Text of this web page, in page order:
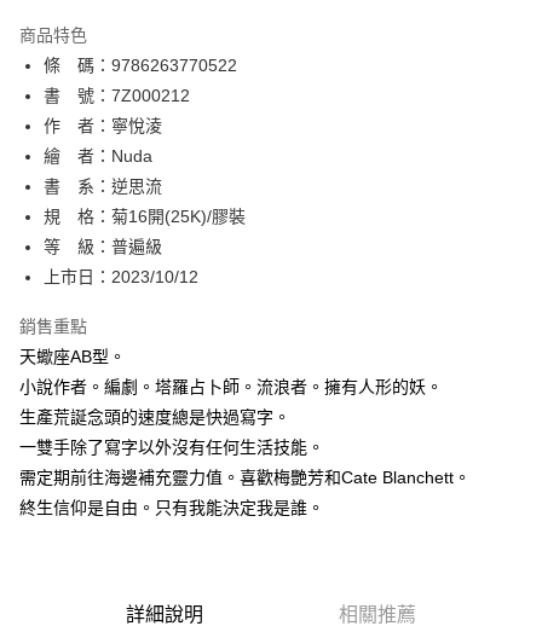
相關說明
【關於「AFTEE先享後付」】
AFTEE先享後付是「在收到商品之後才付款」的支付方式。 讓您購物簡單
便利好安心！
１．簡單：不需註冊會員、不需綁卡、不需儲值。
２．便利：只要手機號碼，簡訊認證，即可結帳。
３．安心：先確認商品／服務後，再付款。
【「AFTEE先享後付」結帳流程】
１．於結帳方式選擇「AFTEE先享後付」後，將跳轉至「AFTEE先享後付」
結帳頁面，進行簡訊認證並確認金額後，即可完成結帳。
２．訂單成立數日內，您將收到繳費通知簡訊。
ATM／網路銀行／等多元方式進行付款，方視為交易完成。
※ 請注意：結帳手續完成當下不需立刻繳費，但若您需要取消訂單，請聯絡
購買商品的店家。未經商家同意取消之訂單仍視為有效，需透過AFTEE先享
後付繳納相關費用。
※ 交易是否成功請以「AFTEE先享後付 」之結帳頁面顯示為準，若有關於
是否繳費成功／繳費後需取消欲退款等相關疑問，請聯繫「AFTEE先享後付
【注意事項】
https://aftee.tw/terms/#terms3
ATM付款
運送方式
全家取貨付款
每筆NT$80，滿NT$500(含以上)免運費
付款後全家取貨
每筆NT$80，滿NT$500(含以上)免運費
付款後萊爾富取貨
每筆NT$80，滿NT$500(含以上)免運費
7-11取貨付款
每筆NT$80，滿NT$500(含以上)免運費
商品特色
條 碼：9786263770522
書 號：7Z000212
作 者：寧悅淩
繪 者：Nuda
書 系：逆思流
規 格：菊16開(25K)/膠裝
等 級：普遍級
上市日：2023/10/12
銷售重點
天蠍座AB型。
小說作者。編劇。塔羅占卜師。流浪者。擁有人形的妖。
生產荒誕念頭的速度總是快過寫字。
一雙手除了寫字以外沒有任何生活技能。
需定期前往海邊補充靈力值。喜歡梅艷芳和Cate Blanchett。
終生信仰是自由。只有我能決定我是誰。
詳細說明 相關推薦